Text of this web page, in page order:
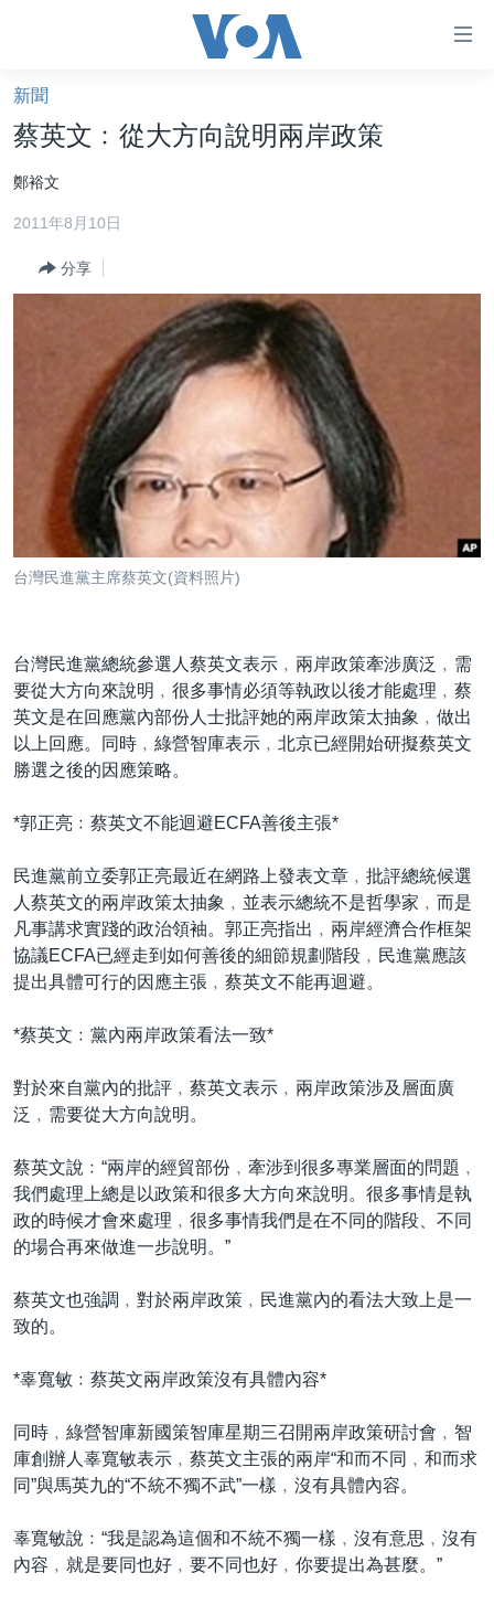
礙
鏈
接
跳
轉
容
索
美國大選2024
港澳
台灣
美中關係
新聞自由
揭謊頻道
國際
經貿
VOA 60秒 (國際)
美國專訊
視頻存檔
時事經緯
新聞音頻
海外港人
美國透視
建國史話
廣播節目表
國語
關注我們
新聞
蔡英文﹕從大方向說明兩岸政策
鄭裕文
2011年8月10日
分享
台灣民進黨主席蔡英文(資料照片)
台灣民進黨總統參選人蔡英文表示﹐兩岸政策牽涉廣泛﹐需
要從大方向來說明﹐很多事情必須等執政以後才能處理﹐蔡
英文是在回應黨內部份人士批評她的兩岸政策太抽象﹐做出
以上回應。同時﹐綠營智庫表示﹐北京已經開始研擬蔡英文
勝選之後的因應策略。
*郭正亮﹕蔡英文不能迴避ECFA善後主張*
民進黨前立委郭正亮最近在網路上發表文章﹐批評總統候選
人蔡英文的兩岸政策太抽象﹐並表示總統不是哲學家﹐而是
凡事講求實踐的政治領袖。郭正亮指出﹐兩岸經濟合作框架
協議ECFA已經走到如何善後的細節規劃階段﹐民進黨應該
提出具體可行的因應主張﹐蔡英文不能再迴避。
*蔡英文﹕黨內兩岸政策看法一致*
對於來自黨內的批評﹐蔡英文表示﹐兩岸政策涉及層面廣
泛﹐需要從大方向說明。
蔡英文說﹕“兩岸的經貿部份﹐牽涉到很多專業層面的問題﹐
我們處理上總是以政策和很多大方向來說明。很多事情是執
政的時候才會來處理﹐很多事情我們是在不同的階段、不同
的場合再來做進一步說明。”
蔡英文也強調﹐對於兩岸政策﹐民進黨內的看法大致上是一
致的。
*辜寬敏﹕蔡英文兩岸政策沒有具體內容*
同時﹐綠營智庫新國策智庫星期三召開兩岸政策研討會﹐智
庫創辦人辜寬敏表示﹐蔡英文主張的兩岸“和而不同﹐和而求
同”與馬英九的“不統不獨不武”一樣﹐沒有具體內容。
辜寬敏說﹕“我是認為這個和不統不獨一樣﹐沒有意思﹐沒有
內容﹐就是要同也好﹐要不同也好﹐你要提出為甚麼。”